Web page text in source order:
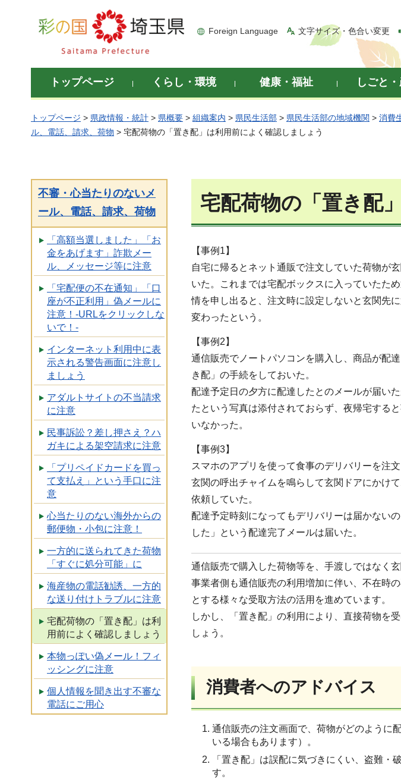
彩の国 埼玉県
Foreign Language 文字サイズ・色合い変更
トップページ くらし・環境 健康・福祉 しごと
トップページ > 県政情報・統計 > 県概要 > 組織案内 > 県民生活部 > 県民生活部の地域機関 > 消費
ル、電話、請求、荷物 > 宅配荷物の「置き配」は利用前によく確認しましょう
不審・心当たりのないメ
ール、電話、請求、荷物
「高額当選しました」「お
金をあげます」詐欺メー
ル、メッセージ等に注意
「宅配便の不在通知」「口
座が不正利用」偽メールに
注意！-URLをクリックしな
いで！-
インターネット利用中に表
示される警告画面に注意し
ましょう
アダルトサイトの不当請求
に注意
民事訴訟？差し押さえ？ハ
ガキによる架空請求に注意
「プリペイドカードを買っ
て支払え」という手口に注
意
心当たりのない海外からの
郵便物・小包に注意！
一方的に送られてきた荷物
「すぐに処分可能」に
海産物の電話勧誘、一方的
な送り付けトラブルに注意
宅配荷物の「置き配」は利
用前によく確認しましょう
本物っぽい偽メール！フィ
ッシングに注意
個人情報を聞き出す不審な
電話にご用心
宅配荷物の「置き配
【事例1】
自宅に帰るとネット通販で注文していた荷物が
いた。これまでは宅配ボックスに入っていたた
情を申し出ると、注文時に設定しないと玄関先
変わったという。
【事例2】
通信販売でノートパソコンを購入し、商品が配
き配」の手続をしておいた。
配達予定日の夕方に配達したとのメールが届い
たという写真は添付されておらず、夜帰宅する
いなかった。
【事例3】
スマホのアプリを使って食事のデリバリーを注
玄関の呼出チャイムを鳴らして玄関ドアにかけ
依頼していた。
配達予定時刻になってもデリバリーは届かない
した」という配達完了メールは届いた。
通信販売で購入した荷物等を、手渡しではなく
事業者側も通信販売の利用増加に伴い、不在時
とする様々な受取方法の活用を進めています。
しかし、「置き配」の利用により、直接荷物を
しょう。
消費者へのアドバイス
通信販売の注文画面で、荷物がどのように
いる場合もあります）。
「置き配」は誤配に気づきにくい、盗難
す。